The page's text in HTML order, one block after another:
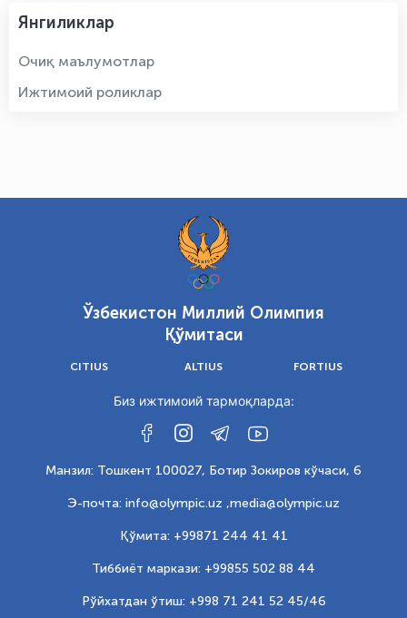
Янгиликлар
Очиқ маълумотлар
Ижтимоий роликлар
Ўзбекистон Миллий Олимпия
Қўмитаси
CITIUS ALTIUS FORTIUS
Биз ижтимоий тармоқларда:
Манзил: Тошкент 100027, Ботир Зокиров кўчаси, 6
Э-почта: info@olympic.uz ,media@olympic.uz
Қўмита: +99871 244 41 41
Тиббиёт маркази: +99855 502 88 44
Рўйхатдан ўтиш: +998 71 241 52 45/46